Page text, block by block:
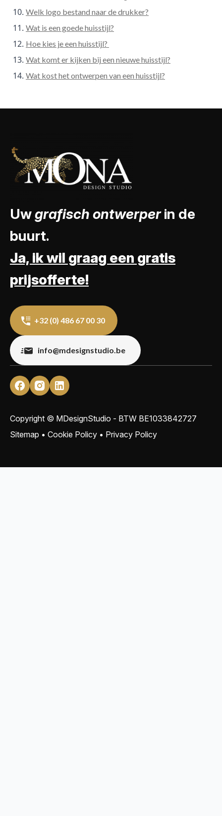
Welk logo bestand naar de drukker?
Wat is een goede huisstijl?
Hoe kies je een huisstijl?
Wat komt er kijken bij een nieuwe huisstijl?
Wat kost het ontwerpen van een huisstijl?
Uwgrafisch ontwerperin de
buurt.
Ja, ik wil graag een gratis
prijsofferte!
+32 (0) 486 67 00 30
info@mdesignstudio.be
Copyright © MDesignStudio - BTW BE1033842727
Sitemap • Cookie Policy • Privacy Policy